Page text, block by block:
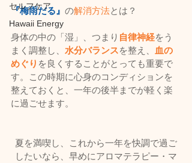
セルフケア
Hawaii Energy
『梅雨だる』 の解消方法とは？
身体の中の「湿」、つまり 自律神経をう
まく調整し、 水分バランスを整え、
血の
めぐり を良くすることがとっても重要で
す。この時期に心身のコンディションを
整えておくと、一年の後半までが軽く楽
に過ごせます。
夏を満喫し、これから一年を快調で過ご
したいなら、早めにアロマテラピー・マ